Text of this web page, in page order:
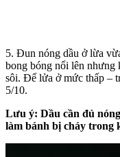
5. Đun nóng dầu ở lừa
bong bóng nổi lên nhưng
sôi. Để lửa ở mức thấp –
5/10.
Lưu ý: Dầu cần đủ
làm bánh bị cháy trong